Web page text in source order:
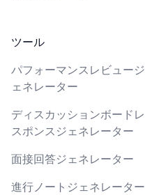
ツール
パフォーマンスレビュージ
ェネレーター
ディスカッションボードレ
スポンスジェネレーター
面接回答ジェネレーター
進行ノートジェネレーター